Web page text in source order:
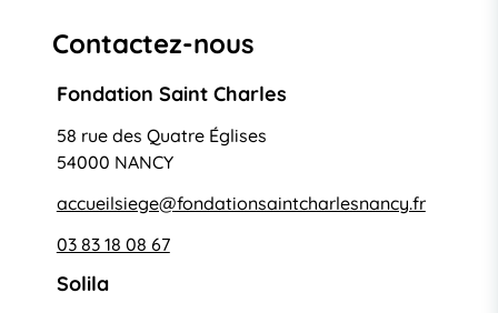
Contactez-nous
Fondation Saint Charles
58 rue des Quatre Églises
54000 NANCY
accueilsiege@fondationsaintcharlesnancy.fr
03 83 18 08 67
Solila